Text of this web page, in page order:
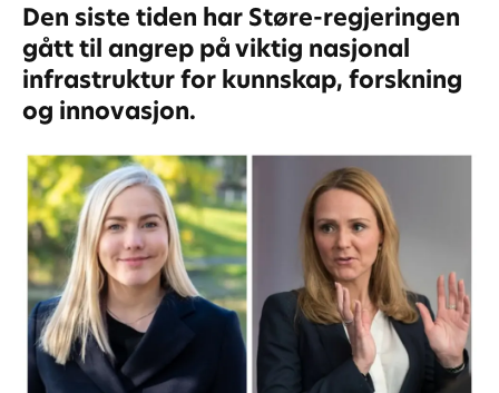
Den siste tiden har Støre-regjeringen
gått til angrep på viktig nasjonal
infrastruktur for kunnskap, forskning
og innovasjon.